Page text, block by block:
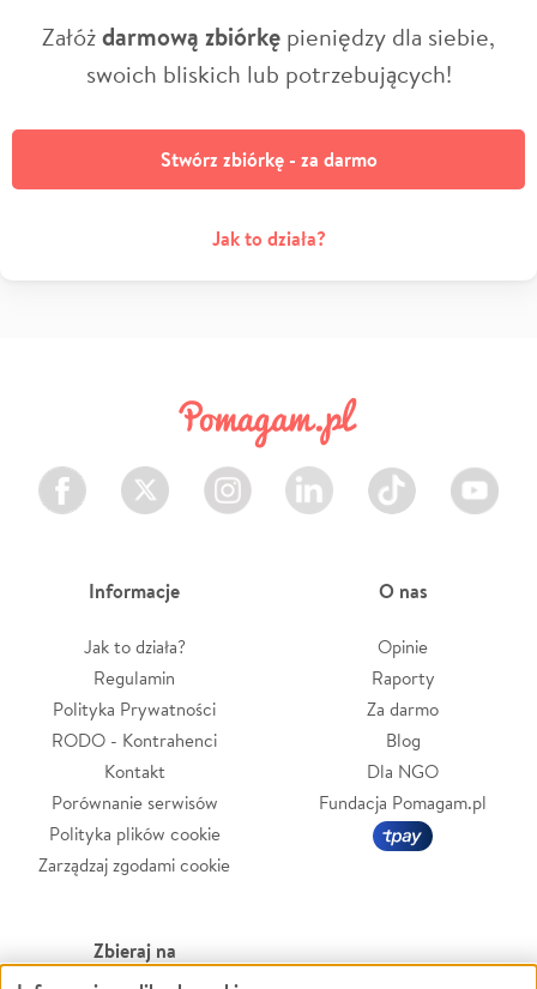
Załóżdarmową zbiórkę pieniędzy dla siebie,
swoich bliskich lub potrzebujących!
Stwórz zbiórkę - za darmo
Jak to działa?
Facebook Twitter Instagram LinkedIn TikTok Youtube
Informacje
Jak to działa?
Regulamin
Polityka Prywatności
RODO - Kontrahenci
Kontakt
Porównanie serwisów
Polityka plików cookie
Zarządzaj zgodami cookie
O nas
Opinie
Raporty
Za darmo
Blog
Dla NGO
Fundacja Pomagam.pl
Zbieraj na